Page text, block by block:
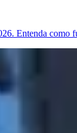
Entenda como